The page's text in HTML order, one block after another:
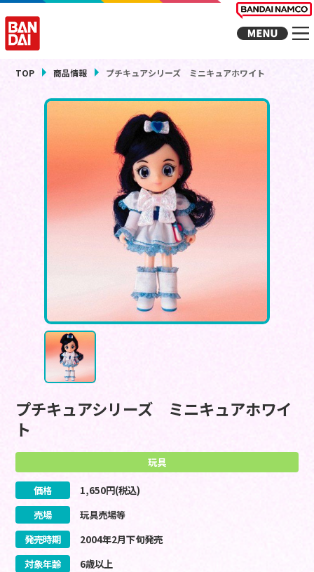
TOP 商品情報 プチキュアシリーズ ミニキュアホワイト
プチキュアシリーズ ミニキュアホワイ
ト
玩具
価格 1,650円(税込)
売場
玩具売場等
発売時期
2004年2月下旬発売
対象年齢
6歳以上